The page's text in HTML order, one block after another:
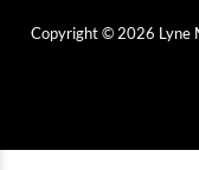
Copyright © 2026 Lyne